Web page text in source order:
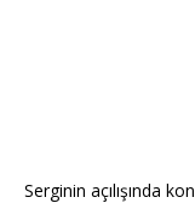
Serginin açılışında